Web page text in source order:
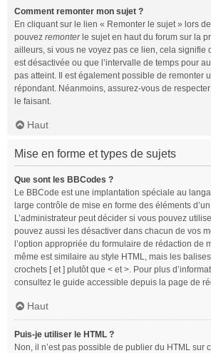
Comment remonter mon sujet ?
En cliquant sur le lien « Remonter le sujet » lors
pouvez remonterle sujet en haut du forum sur la
ailleurs, si vous ne voyez pas ce lien, cela signifie
est désactivée ou que l’intervalle de temps pour
pas atteint. Il est également possible de remonter
répondant. Néanmoins, assurez-vous de
le faisant.
Haut
Mise en forme et types de sujets
Que sont les BBCodes ?
Le BBCode est une implantation spéciale au
large contrôle de mise en forme des éléments
L’administrateur peut décider si vous pouvez
pouvez aussi les désactiver dans chacun de vos
l’option appropriée du formulaire de rédaction de
même est similaire au style HTML, mais les
crochets [ et ] plutôt que < et >. Pour plus
consultez le guide accessible depuis la page de
Haut
Puis-je utiliser le HTML ?
Non, il n’est pas possible de publier du HTML sur